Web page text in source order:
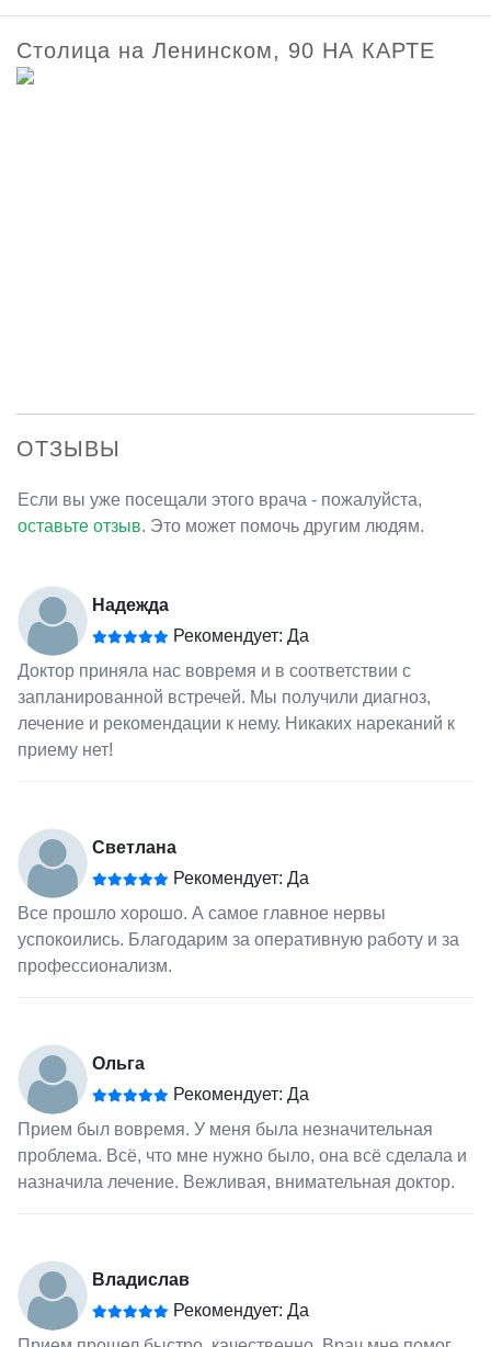
Столица на Ленинском, 90 НА КАРТЕ
ОТЗЫВЫ
Если вы уже посещали этого врача - пожалуйста,
оставьте отзыв. Это может помочь другим людям.
Надежда
Рекомендует: Да
Доктор приняла нас вовремя и в соответствии с
запланированной встречей. Мы получили диагноз,
лечение и рекомендации к нему. Никаких нареканий к
приему нет!
Светлана
Рекомендует: Да
Все прошло хорошо. А самое главное нервы
успокоились. Благодарим за оперативную работу и за
профессионализм.
Ольга
Рекомендует: Да
Прием был вовремя. У меня была незначительная
проблема. Всё, что мне нужно было, она всё сделала и
назначила лечение. Вежливая, внимательная доктор.
Владислав
Рекомендует: Да